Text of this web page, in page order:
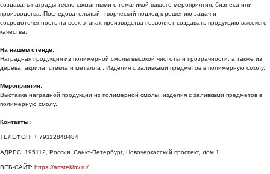
создавать награды тесно связанными с тематикой вашего мероприятия, бизнеса или
производства. Последовательный, творческий подход к решению задач и
сосредоточенность на всех этапах производства позволяет создавать продукцию высокого
качества.
На нашем стенде:
Наградная продукция из полимерной смолы высокой чистоты и прозрачности, а также из
дерева, акрила, стекла и металла . Изделия с заливками предметов в полимерную смолу.
Мероприятия:
Выставка наградной продукции из полимерной смолы, изделия с заливками предметов в
полимерную смолу.
Контакты:
ТЕЛЕФОН: + 79112848484
АДРЕС: 195112, Россия, Санкт-Петербург, Новочеркасский проспект, дом 1
ВЕБ-САЙТ: https://artsteklov.ru/